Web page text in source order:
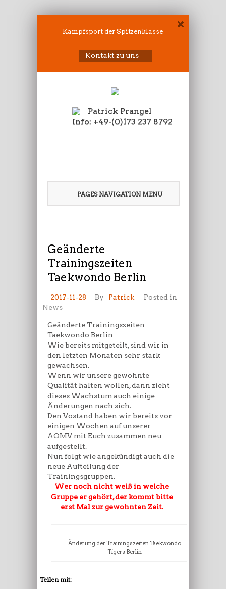
Kampfsport der Spitzenklasse
Kontakt zu uns
Patrick Prangel
Info: +49-(0)173 237 8792
PAGES NAVIGATION MENU
Geänderte
Trainingszeiten
Taekwondo Berlin
2017-11-28 By Patrick
Posted in
News
Geänderte Trainingszeiten
Taekwondo Berlin
Wie bereits mitgeteilt, sind wir in
den letzten Monaten sehr stark
gewachsen.
Wenn wir unsere gewohnte
Qualität halten wollen, dann zieht
dieses Wachstum auch einige
Änderungen nach sich.
Den Vostand haben wir bereits vor
einigen Wochen auf unserer
AOMV mit Euch zusammen neu
aufgestellt.
Nun folgt wie angekündigt auch die
neue Aufteilung der
Trainingsgruppen.
Wer noch nicht weiß in welche
Gruppe er gehört, der kommt bitte
erst Mal zur gewohnten Zeit.
Änderung der Trainingszeiten Taekwondo
Tigers Berlin
Teilen mit: